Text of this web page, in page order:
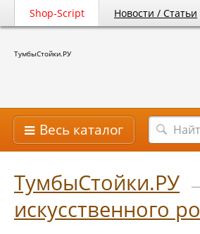
Shop-Script Новости / Статьи
ТумбыСтойки.РУ
Весь каталог
ТумбыСтойки.РУ
искусственного